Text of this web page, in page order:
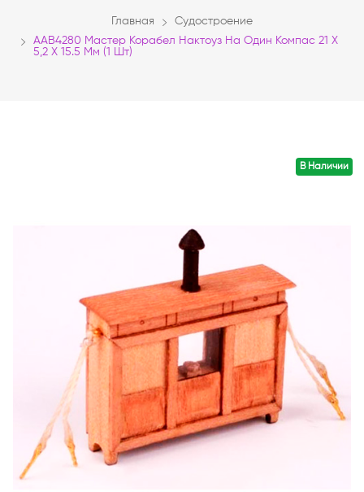
Главная
Судостроение
AAB4280 Мастер Корабел Нактоуз На Один Компас 21 Х
5,2 Х 15.5 Мм (1 Шт)
В Наличии